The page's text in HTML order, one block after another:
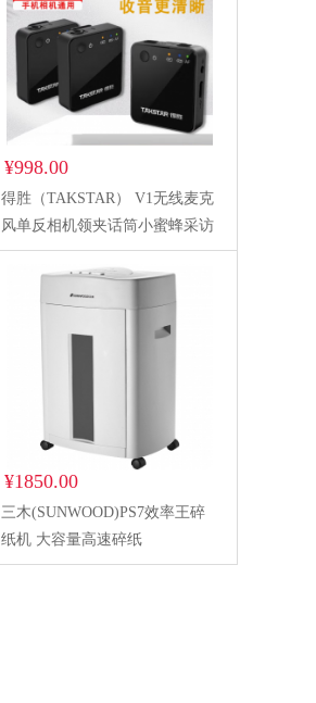
¥998.00
得胜（TAKSTAR） V1无线麦克
风单反相机领夹话筒小蜜蜂采访
胸麦直播收音降噪无线小蜜蜂
一拖二
¥1850.00
三木(SUNWOOD)PS7效率王碎
纸机 大容量高速碎纸